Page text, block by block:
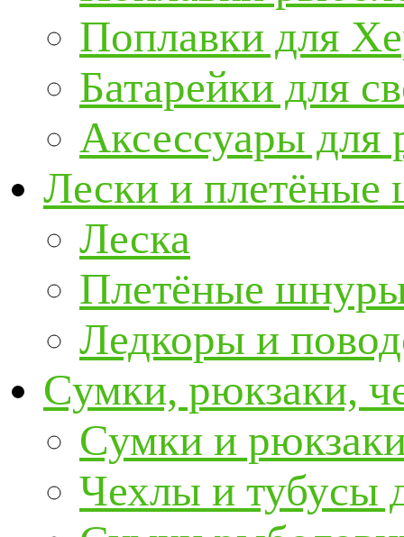
Поплавки для
Батарейки для
Аксессуары для
Лески и
Леска
Плетёные
Ледкоры и
Сумки, рюкзаки,
Сумки и
Чехлы и тубусы